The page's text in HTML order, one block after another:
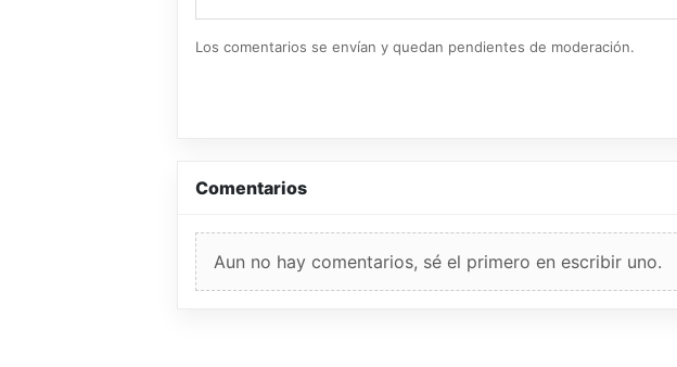
Los comentarios se envían y quedan pendientes de moderación.
Comentarios
Aun no hay comentarios, sé el primero en escribir uno.